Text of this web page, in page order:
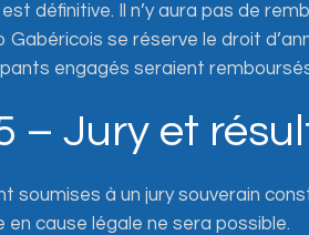
définitive. Il n’y aura pas de
Gabéricois se réserve le droit
engagés seraient
– Jury et
soumises à un jury souverain
en cause légale ne sera possible.